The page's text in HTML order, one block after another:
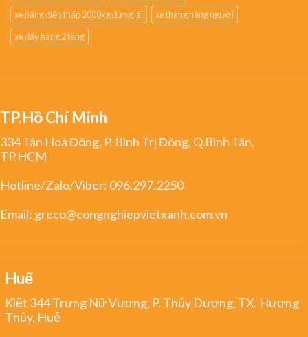
xe nâng điện thấp 2000kg đứng lái
xe thang nâng người
xe đẩy hàng 2 tầng
TP.Hồ Chí Minh
334 Tân Hoà Đông, P. Bình Trị Đông, Q.Bình Tân,
TP.HCM
Hotline/Zalo/Viber: 096.297.2250
Email: greco@congnghiepvietxanh.com.vn
Huế
Kiệt 344 Trưng Nữ Vương, P. Thủy Dương, TX. Hương
Thủy, Huế